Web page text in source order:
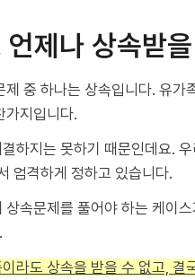
제나 상속받
중 하나는 상속입니다. 유
가지입니다.
하지는 못하기 때문인데요.
엄격하게 정하고 있습니다.
속문제를 풀어야 하는 케이
라도 상속을 받을 수 없고, 결